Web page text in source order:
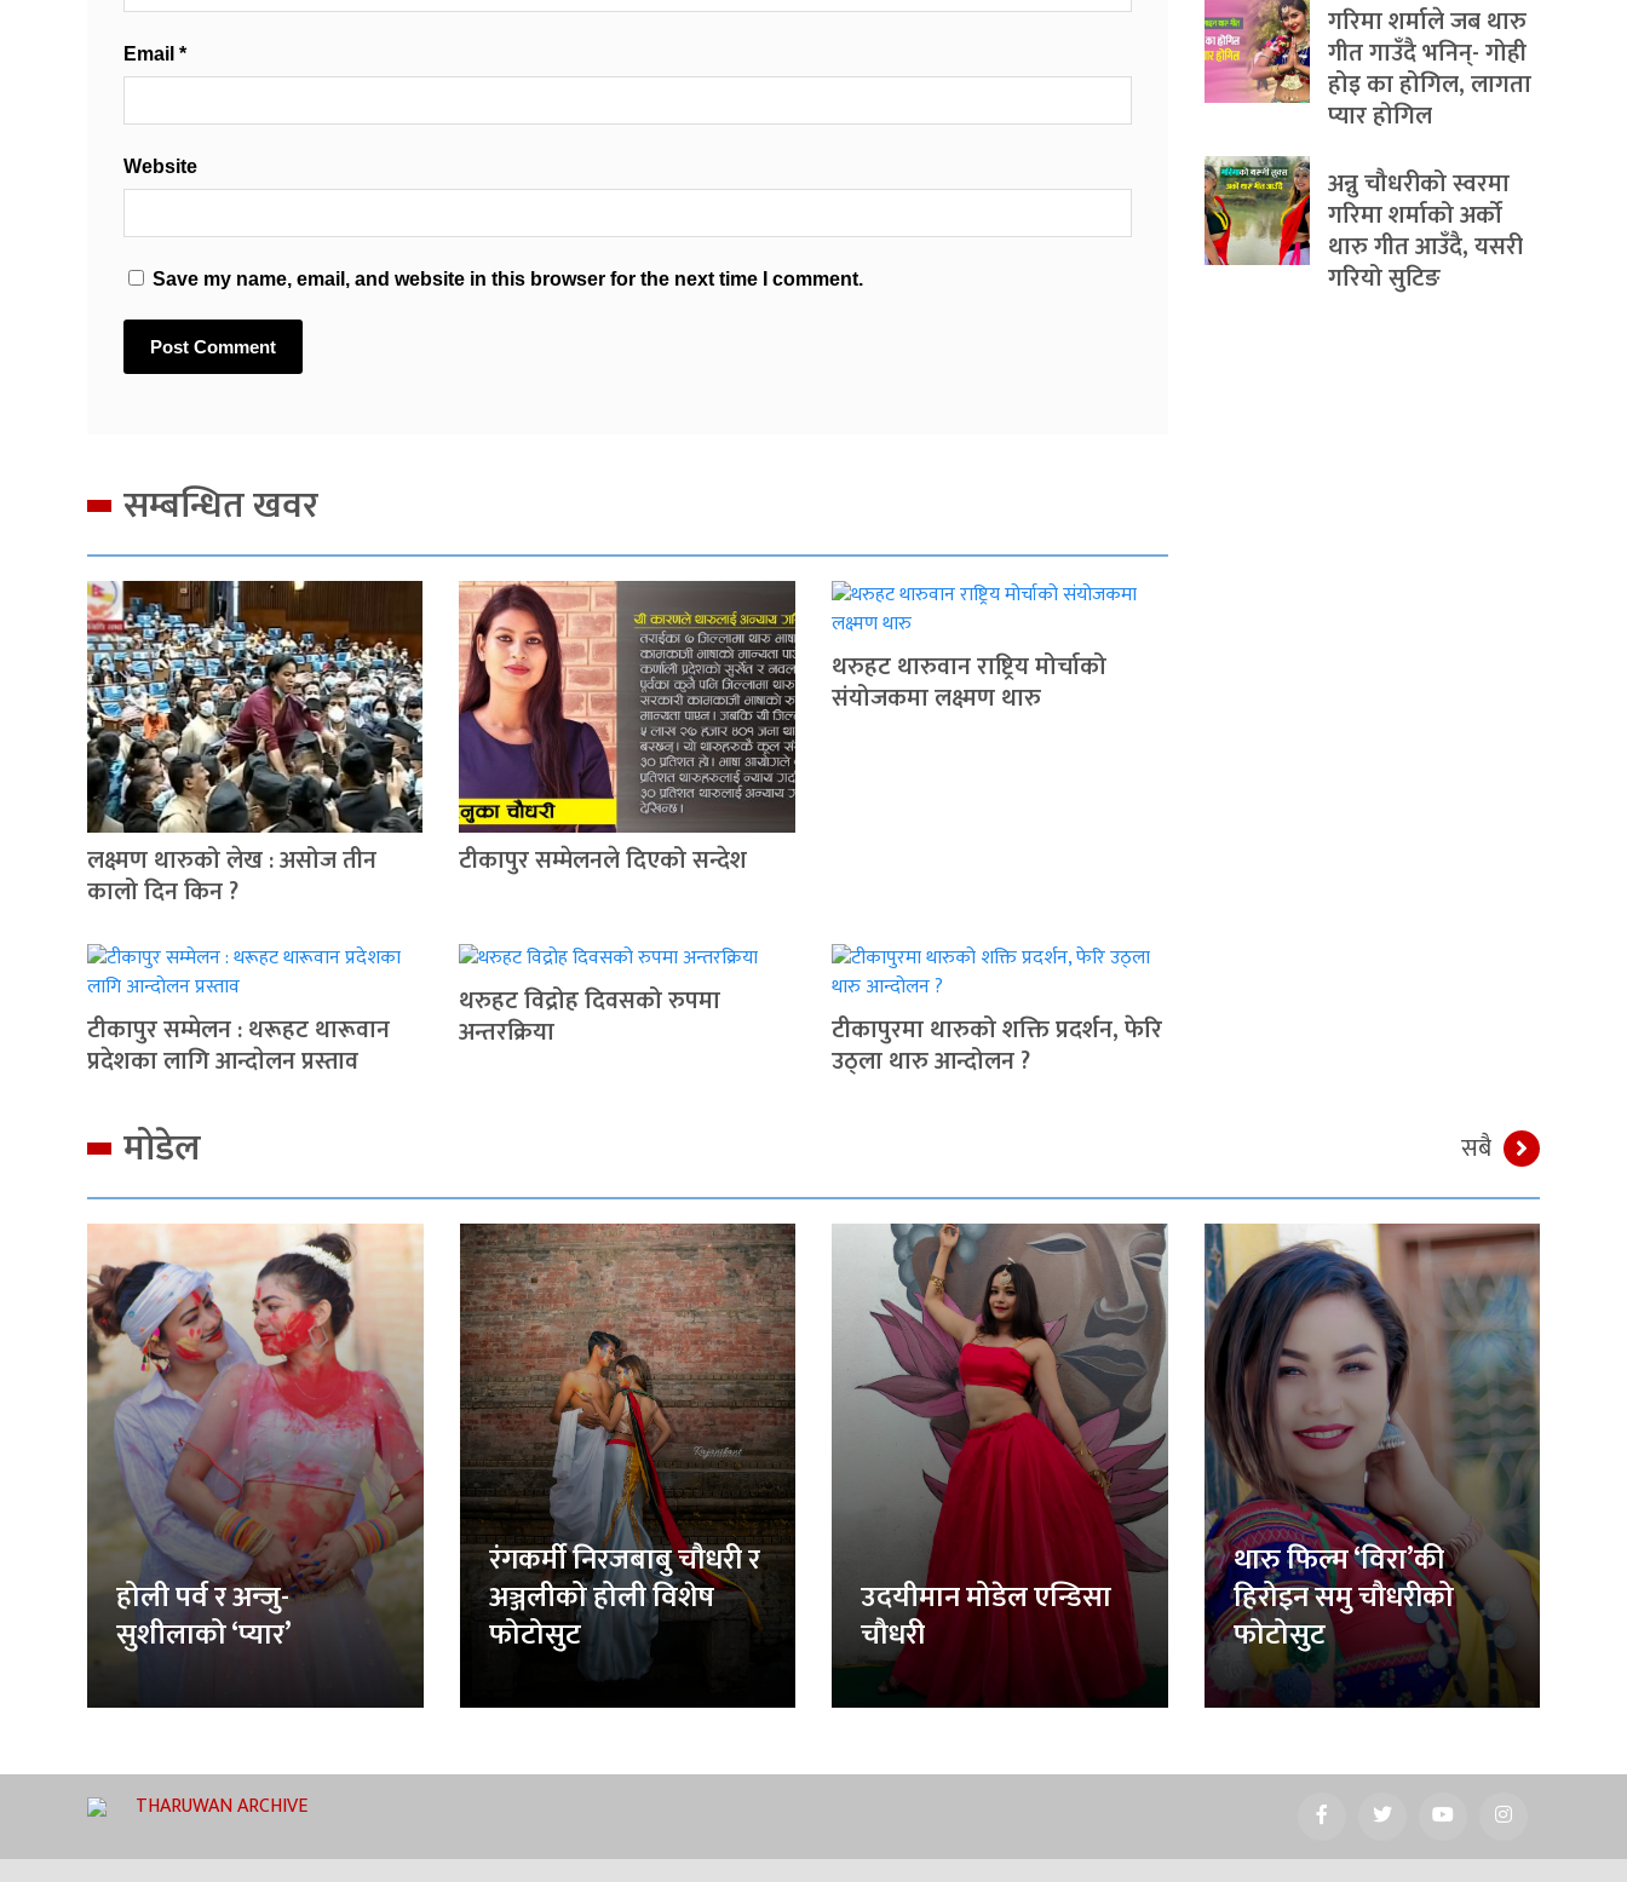
Email *
Website
Save my name, email, and website in this browser for the next time I comment.
सम्बन्धित खवर
लक्ष्मण थारुको लेख : असोज तीन
कालो दिन किन ?
टीकापुर सम्मेलनले दिएको सन्देश
थरुहट थारुवान राष्ट्रिय मोर्चाको
संयोजकमा लक्ष्मण थारु
टीकापुर सम्मेलन : थरूहट थारूवान
प्रदेशका लागि आन्दाेलन प्रस्ताव
थरुहट विद्रोह दिवसको रुपमा
अन्तरक्रिया टीकापुरमा थारुको शक्ति प्रदर्शन, फेरि
उठ्ला थारु आन्दोलन ?
गरिमा शर्माले जब थारु
गीत गाउँदै भनिन्- गोही
होइ का होगिल, लागता
प्यार होगिल
अन्नु चौधरीको स्वरमा
गरिमा शर्माको अर्को
थारु गीत आउँदै, यसरी
गरियो सुटिङ
मोडेल सबै
होली पर्व र अन्जु-
सुशीलाको ‘प्यार’
रंगकर्मी निरजबाबु चौधरी र
अञ्जलीको होली विशेष
फोटोसुट
उदयीमान मोडेल एन्डिसा
चौधरी
थारु फिल्म ‘विरा’की
हिरोइन समु चौधरीको
फोटोसुट
THARUWAN ARCHIVE